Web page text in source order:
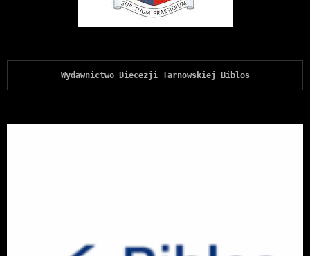
Wydawnictwo Diecezji Tarnowskiej Biblos